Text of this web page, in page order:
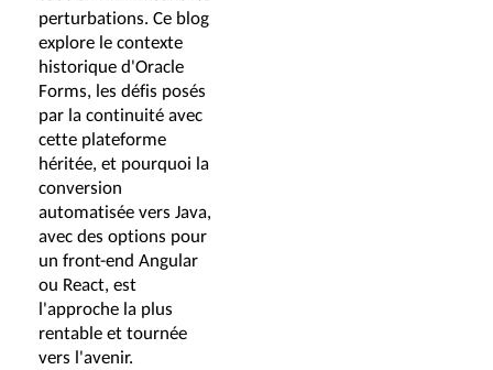
perturbations. Ce blog
explore le contexte
historique d'Oracle
Forms, les défis posés
par la continuité avec
cette plateforme
héritée, et pourquoi la
conversion
automatisée vers Java,
avec des options pour
un front-end Angular
ou React, est
l'approche la plus
rentable et tournée
vers l'avenir.